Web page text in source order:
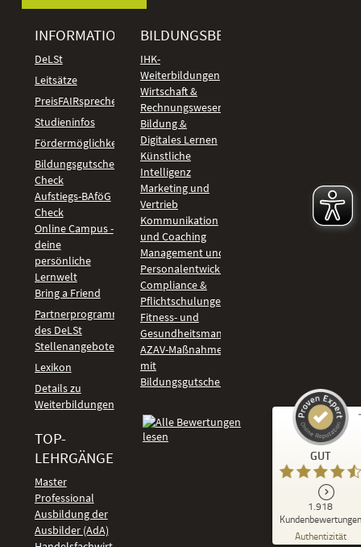
INFORMATIONEN
DeLSt
Leitsätze
PreisFAIRsprechen
Studieninfos
Fördermöglichkeiten
Bildungsgutschein
Check
Aufstiegs-BAföG
Check
Online Campus -
deine
persönliche
Lernwelt
Bring a Friend
Partnerprogramm
des DeLSt
Stellenangebote
Lexikon
Details zu
Weiterbildungen
TOP-
LEHRGÄNGE
Master
Professional
Ausbildung der
Ausbilder (AdA)
BILDUNGSBEREICHE
IHK-
Weiterbildungen
Wirtschaft &
Rechnungswesen
Bildung &
Digitales Lernen
Künstliche
Intelligenz
Marketing und
Vertrieb
Kommunikation
und Coaching
Management und
Personalentwicklung
Compliance &
Pflichtschulungen
Fitness- und
Gesundheitsmanagement
AZAV-Maßnahmen
mit
Bildungsgutschein
GUT
1.918
Kundenbewertungen
Authentizität
Kundenbewertungen und Erfahrungen zu
DeLSt - Deutsches eLearning Studieninstitut
92
%
Empfehlungen auf
ProvenExpert.com